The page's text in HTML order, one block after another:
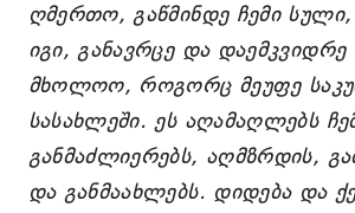
ღმერთო, გაწმინდე ჩემი
იგი, განავრცე და დაემკვიდრე
მხოლოო, როგორც მეუფე
სასახლეში. ეს აღამაღლებს
განმაძლიერებს, აღმზრდის,
და განმაახლებს. დიდება და